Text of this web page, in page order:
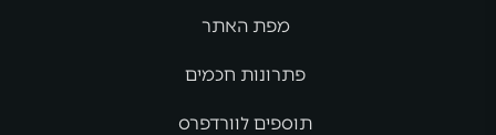
מפת האתר
פתרונות חכמים
תוספים לוורדפרס